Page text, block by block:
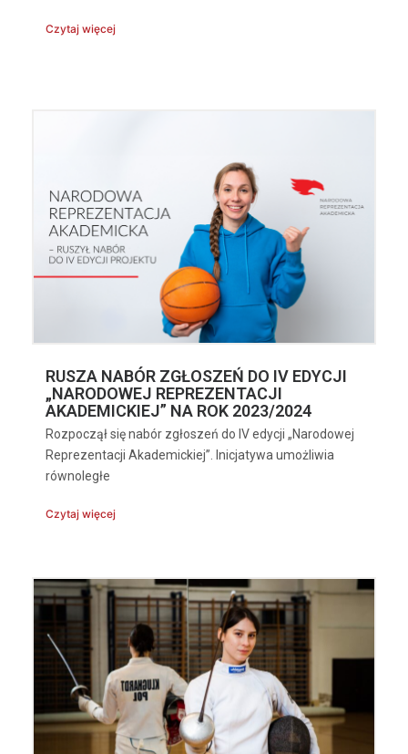
Czytaj więcej
RUSZA NABÓR ZGŁOSZEŃ DO IV EDYCJI
„NARODOWEJ REPREZENTACJI
AKADEMICKIEJ” NA ROK 2023/2024
Rozpoczął się nabór zgłoszeń do IV edycji „Narodowej
Reprezentacji Akademickiej”. Inicjatywa umożliwia
równoległe
Czytaj więcej